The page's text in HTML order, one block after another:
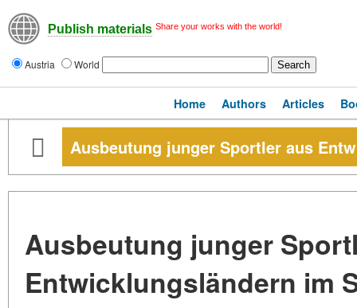
Publish materials Share your works with the world!
Austria World
Home Authors Articles
Ausbeutung junger Sportler aus
Ausbeutung junger
Entwicklungsländern im